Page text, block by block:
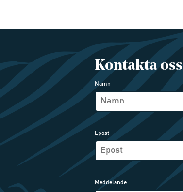
Kontakta oss
Namn
Epost
Meddelande